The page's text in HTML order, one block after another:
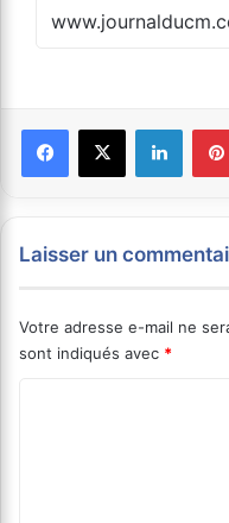
Laisser un
Votre adresse e-mail ne
sont indiqués avec *